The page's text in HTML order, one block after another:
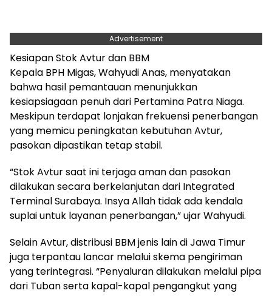
Advertisement
Kesiapan Stok Avtur dan BBM
Kepala BPH Migas, Wahyudi Anas, menyatakan
bahwa hasil pemantauan menunjukkan
kesiapsiagaan penuh dari Pertamina Patra Niaga.
Meskipun terdapat lonjakan frekuensi penerbangan
yang memicu peningkatan kebutuhan Avtur,
pasokan dipastikan tetap stabil.
“Stok Avtur saat ini terjaga aman dan pasokan
dilakukan secara berkelanjutan dari Integrated
Terminal Surabaya. Insya Allah tidak ada kendala
suplai untuk layanan penerbangan,” ujar Wahyudi.
Selain Avtur, distribusi BBM jenis lain di Jawa Timur
juga terpantau lancar melalui skema pengiriman
yang terintegrasi. “Penyaluran dilakukan melalui pipa
dari Tuban serta kapal-kapal pengangkut yang